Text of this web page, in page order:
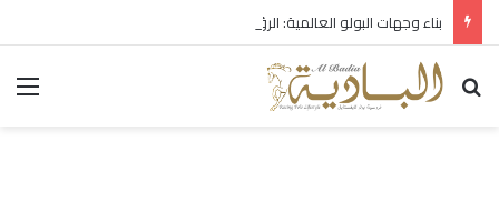
بناء وجهات البولو العالمية: الرؤية التي تصنع الإرث
بحث عن